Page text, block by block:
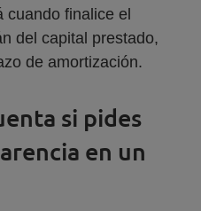
cuando finalice el
del capital prestado,
de amortización.
si pides
en un